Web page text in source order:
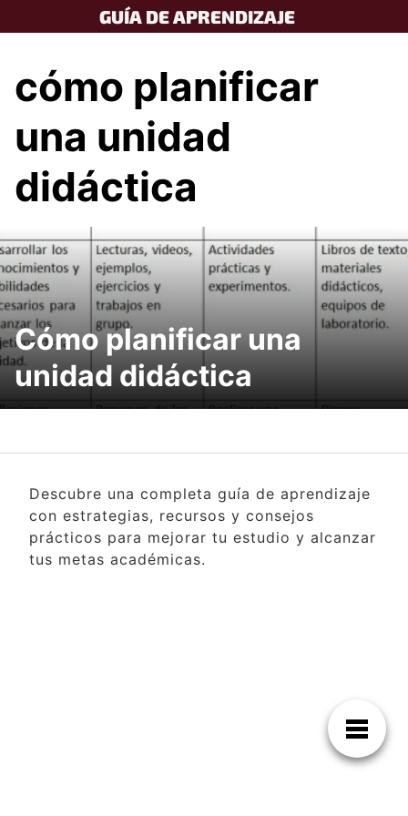
to
GUÍA DE APRENDIZAJE
cómo planificar
una unidad
didáctica
Cómo planificar una
unidad didáctica
Descubre una completa guía de aprendizaje
con estrategias, recursos y consejos
prácticos para mejorar tu estudio y alcanzar
tus metas académicas.